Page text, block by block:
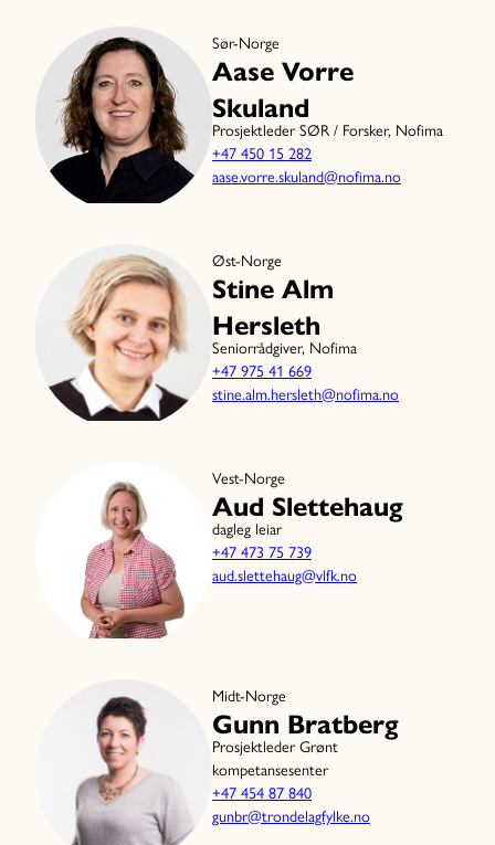
Sør-Norge
Aase Vorre
Skuland
Prosjektleder SØR / Forsker, Nofima
+47 450 15 282
aase.vorre.skuland@nofima.no
Øst-Norge
Stine Alm
Hersleth
Seniorrådgiver, Nofima
+47 975 41 669
stine.alm.hersleth@nofima.no
Vest-Norge
Aud Slettehaug
dagleg leiar
+47 473 75 739
aud.slettehaug@vlfk.no
Midt-Norge
Gunn Bratberg
Prosjektleder Grønt
kompetansesenter
+47 454 87 840
gunbr@trondelagfylke.no